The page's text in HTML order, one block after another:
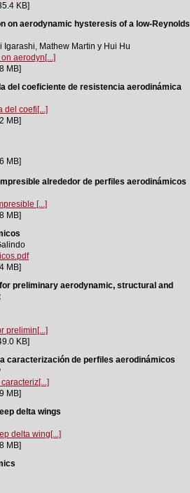
KB]
on aerodynamic hysteresis of a low-Reynolds
Igarashi, Mathew Martin y Hui Hu
aerodyn[...]
MB]
del coeficiente de resistencia aerodinámica
del coefi[...]
MB]
MB]
alrededor de perfiles aerodinámicos
[...]
MB]
MB]
preliminary aerodynamic, structural and
prelimin[...]
KB]
caracterización de perfiles aerodinámicos
MB]
delta wings
delta wing[...]
MB]